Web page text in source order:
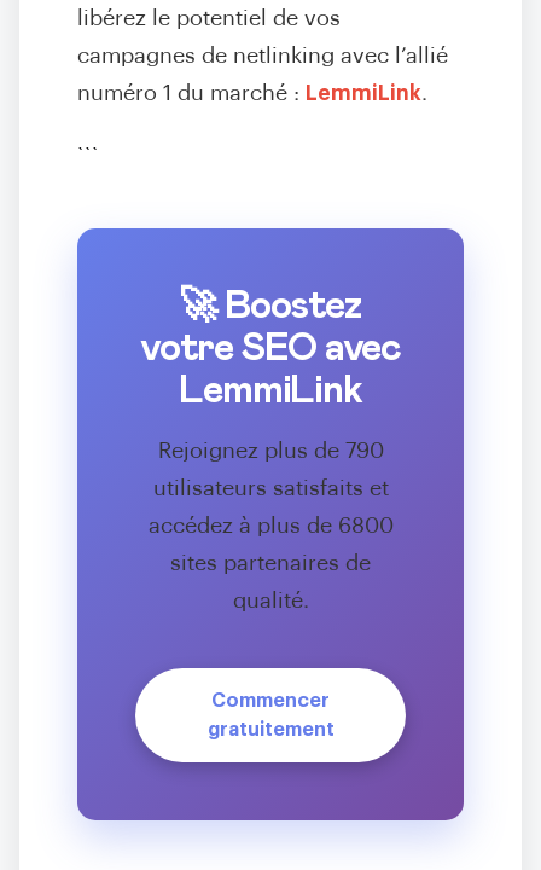
libérez le potentiel de vos
campagnes de netlinking avec l’allié
numéro 1 du marché : LemmiLink.
```
🚀 Boostez
votre SEO avec
LemmiLink
Rejoignez plus de 790
utilisateurs satisfaits et
accédez à plus de 6800
sites partenaires de
qualité.
Commencer
gratuitement